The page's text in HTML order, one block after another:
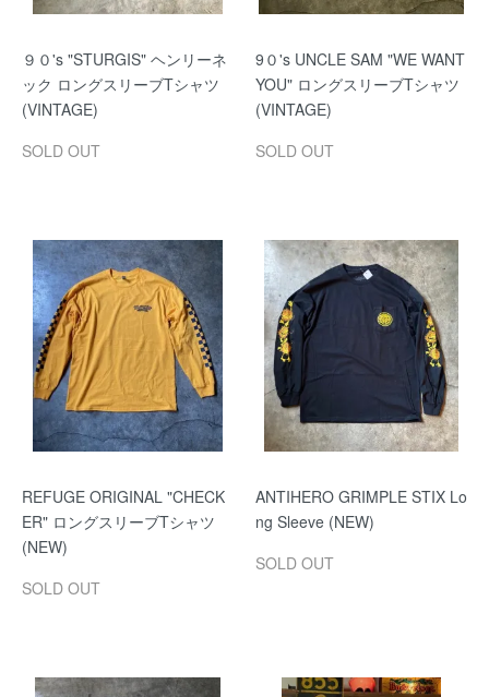
９０'s "STURGIS" ヘンリーネ
ック ロングスリーブTシャツ
(VINTAGE)
SOLD OUT
9０'s UNCLE SAM "WE WANT
YOU" ロングスリーブTシャツ
(VINTAGE)
SOLD OUT
REFUGE ORIGINAL "CHECK
ER" ロングスリーブTシャツ
(NEW)
SOLD OUT
ANTIHERO GRIMPLE STIX Lo
ng Sleeve (NEW)
SOLD OUT